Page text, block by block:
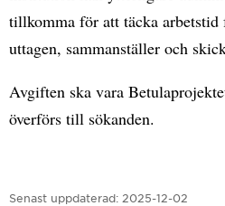
tillkomma för att täcka
uttagen, sammanställer och
Avgiften ska vara
överförs till sökanden.
Senast uppdaterad: 2025-12-02